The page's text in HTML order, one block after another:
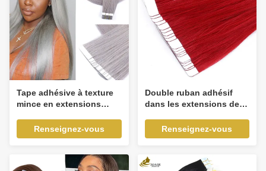
Tape adhésive à texture
mince en extensions
Renseignez-vous
Double ruban adhésif
dans les extensions de
Renseignez-vous